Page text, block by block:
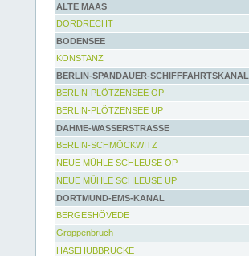
ALTE MAAS
DORDRECHT
BODENSEE
KONSTANZ
BERLIN-SPANDAUER-SCHIFFFAHRTSKANAL
BERLIN-PLÖTZENSEE OP
BERLIN-PLÖTZENSEE UP
DAHME-WASSERSTRASSE
BERLIN-SCHMÖCKWITZ
NEUE MÜHLE SCHLEUSE OP
NEUE MÜHLE SCHLEUSE UP
DORTMUND-EMS-KANAL
BERGESHÖVEDE
Groppenbruch
HASEHUBBRÜCKE